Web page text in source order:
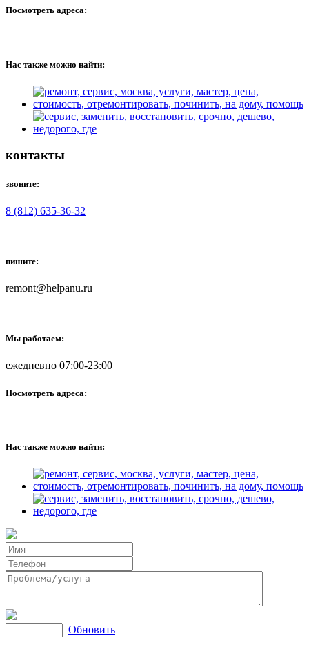
Посмотреть адреса:
Нас также можно найти:
контакты
звоните:
8 (812) 635-36-32
пишите:
remont@helpanu.ru
Мы работаем:
ежедневно 07:00-23:00
Посмотреть адреса:
Нас также можно найти:
Обновить